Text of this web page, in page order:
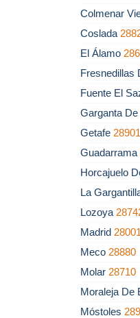
Colmenar
Coslada
El Álamo
Fresnedillas
Fuente El
Garganta
Getafe 28901
Guadarrama
Horcajuelo
La
Lozoya
Madrid 28001
Meco 28880
Molar 28710
Moraleja De
Móstoles